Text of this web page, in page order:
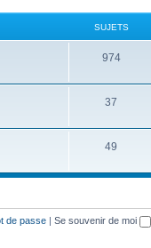
SUJETS
974
37
49
de passe Se souvenir de moi